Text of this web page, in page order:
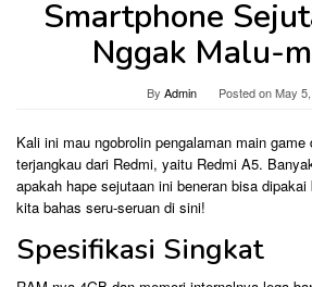
Smartphone
Nggak Malu-
By Admin Posted onMay
Kali ini mau ngobrolin pengalaman main
terjangkau dari Redmi, yaitu Redmi A5.
apakah hape sejutaan ini beneran bisa
kita bahas seru-seruan di sini!
Spesifikasi Singkat